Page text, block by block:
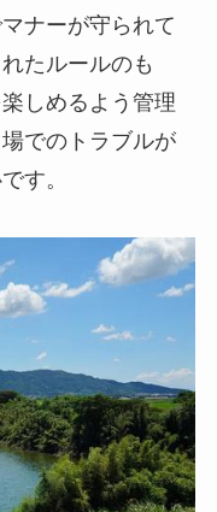
ナーが守られて
たルールのも
しめるよう管理
でのトラブルが
す。